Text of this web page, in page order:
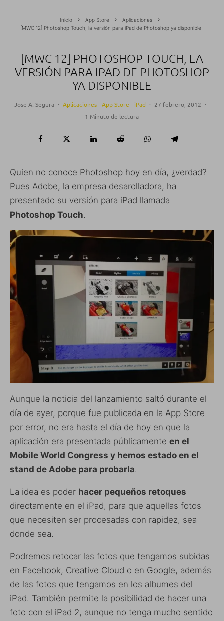
Inicio App Store
Aplicaciones
[MWC 12] Photoshop Touch, la versión para iPad de Photoshop ya disponible
[MWC 12] PHOTOSHOP TOUCH, LA
VERSIÓN PARA IPAD DE PHOTOSHOP
YA DISPONIBLE
Jose A. Segura · Aplicaciones App Store iPad · 27 febrero, 2012 ·
1 Minuto de lectura
Quien no conoce Photoshop hoy en día, ¿verdad?
Pues Adobe, la empresa desarolladora, ha
presentado su versión para iPad llamada
Photoshop Touch.
Aunque la noticia del lanzamiento saltó durante el
día de ayer, porque fue publicada en la App Store
por error, no era hasta el día de hoy en que la
aplicación era presentada públicamente en el
Mobile World Congress y hemos estado en el
stand de Adobe para probarla.
La idea es poder hacer pequeños retoques
directamente en el iPad, para que aquellas fotos
que necesiten ser procesadas con rapidez, sea
donde sea.
Podremos retocar las fotos que tengamos subidas
en Facebook, Creative Cloud o en Google, además
de las fotos que tengamos en los albumes del
iPad. También permite la posibilidad de hacer una
foto con el iPad 2, aunque no tenga mucho sentido